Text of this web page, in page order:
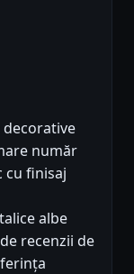
decorative
număr
cu finisaj
albe
recenzii de